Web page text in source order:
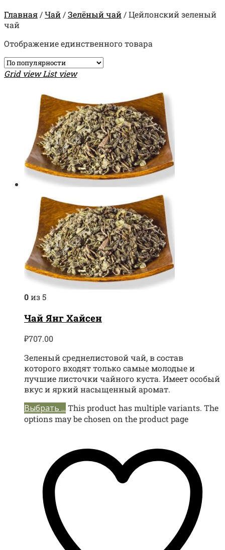
Главная /Чай /Зелёный чай /Цейлонский зеленый
чай
Отображение единственного товара
Grid view List view
0из 5
Чай Янг Хайсен
₽707.00
Зеленый среднелистовой чай, в состав
которого входят только самые молодые и
лучшие листочки чайного куста. Имеет особый
вкус и яркий насыщенный аромат.
Выбрать ... This product has multiple variants. The
options may be chosen on the product page